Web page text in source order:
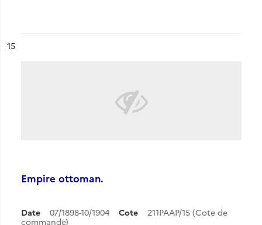
n°
15
Empire ottoman.
Date 07/1898-10/1904 Cote
211PAAP/15 (Cote de
commande)